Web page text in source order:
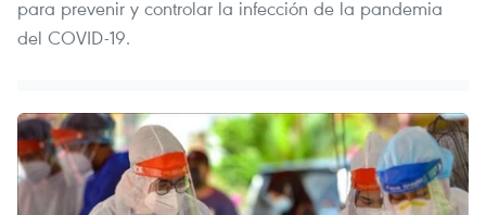
para prevenir y controlar la infección de la pandemia
del COVID-19.